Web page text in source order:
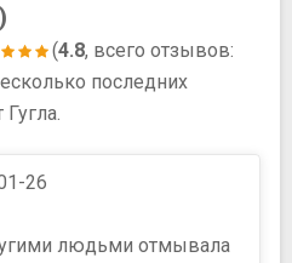
(4.8, всего отзывов:
последних
26
людьми отмывала